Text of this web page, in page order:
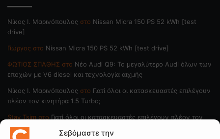
Σεβόμαστε την
Nίκος Ι. Mαρινόπουλος στο Nissan Micra 150 PS 52 kWh [test
drive]
Γιώργος στο Nissan Micra 150 PS 52 kWh [test drive]
ΦΩΤΙΟΣ ΣΠΑΘΗΣ στο Νέο Audi Q9: Το μεγαλύτερο Audi όλων των
εποχών με V6 diesel και τεχνολογία αιχμής
Nίκος Ι. Mαρινόπουλος στο Γιατί όλοι οι κατασκευαστές επιλέγουν
πλέον τον κινητήρα 1.5 Turbo;
Stav Tsim στο Γιατί όλοι οι κατασκευαστές επιλέγουν πλέον τον
κινητήρα 1.5 Turbo;